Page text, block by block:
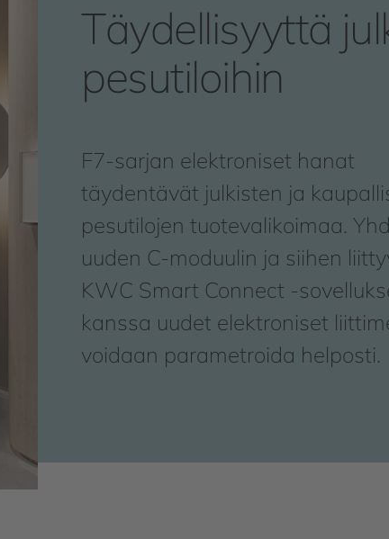
Täydellisyyttä
pesutiloihin
F7-sarjan elektroniset hanat
täydentävät julkisten ja
pesutilojen tuotevalikoimaa.
uuden C-moduulin ja siihen
KWC Smart Connect -
kanssa uudet elektroniset
voidaan parametroida helposti.